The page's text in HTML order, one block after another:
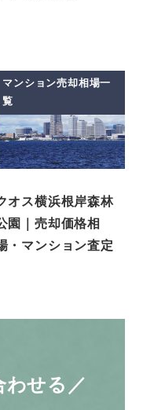
マンション売却相場一
覧
オス横浜根岸森林
園｜売却価格相
・マンション査定
わせる／